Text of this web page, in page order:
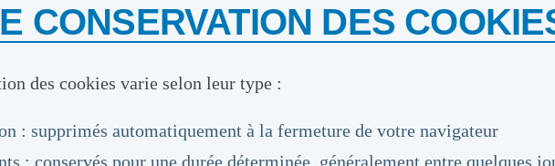
CONSERVATION DES
des cookies varie selon leur type :
: supprimés automatiquement à la fermeture de votre navigateur
: conservés pour une durée déterminée, généralement entre quelques